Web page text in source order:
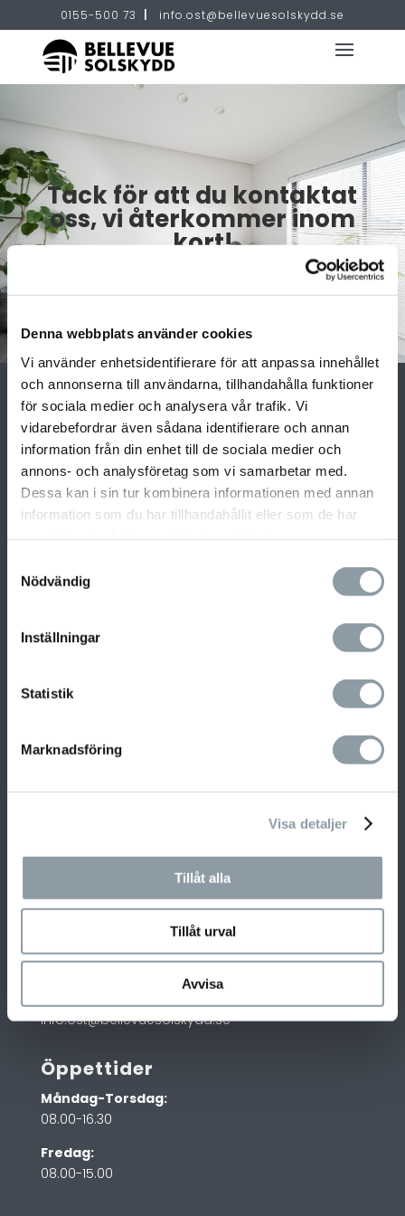
Denna webbplats använder cookies
Vi använder enhetsidentifierare för att anpassa innehållet
och annonserna till användarna, tillhandahålla funktioner
för sociala medier och analysera vår trafik. Vi
vidarebefordrar även sådana identifierare och annan
information från din enhet till de sociala medier och
annons- och analysföretag som vi samarbetar med.
Dessa kan i sin tur kombinera informationen med annan
information som du har tillhandahållit eller som de har
Nödvändig
Inställningar
Statistik
Marknadsföring
Visa detaljer
Tillåt alla
Tillåt urval
Avvisa
0155-500 73 info.ost@bellevuesolskydd.se
Tack för att du kontaktat
oss, vi återkommer inom
kort!
Vi erbjuder helhetslösningar där vår kunniga och
processen för att hitta de mest optimala
Kontakt Nyköping
Östra Längdgatan 5
info.ost@bellevuesolskydd.se
Öppettider
Måndag-Torsdag:
08.00-16.30
Fredag:
08.00-15.00